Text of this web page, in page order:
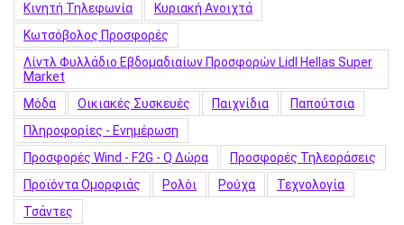
Κινητή Τηλεφωνία
Κυριακή Ανοιχτά
Κωτσόβολος Προσφορές
Λίντλ Φυλλάδιο Εβδομαδιαίων Προσφορών Lidl Hellas Super
Market
Μόδα
Οικιακές Συσκευές Παιχνίδια
Παπούτσια
Πληροφορίες - Ενημέρωση
Προσφορές Wind - F2G - Q Δώρα
Προσφορές Τηλεοράσεις
Προϊόντα Ομορφιάς
Ρολόι Ρούχα
Τεχνολογία
Τσάντες